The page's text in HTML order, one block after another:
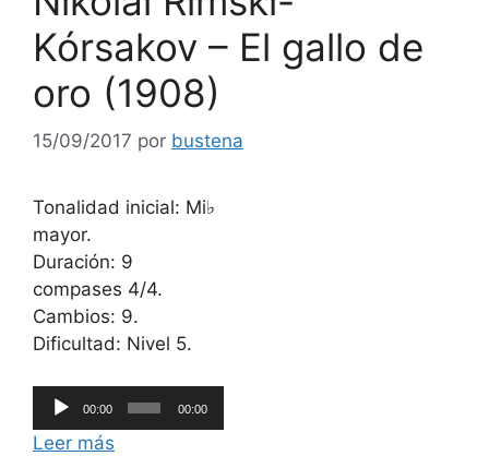
Kórsakov – El gallo de
oro (1908)
15/09/2017 por bustena
Tonalidad inicial: Mi♭
mayor.
Duración: 9
compases 4/4.
Cambios: 9.
Dificultad: Nivel 5.
Reproductor
de
audio
00:00 00:00
Leer más